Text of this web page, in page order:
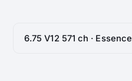
6.75 V12 571 ch · Essence